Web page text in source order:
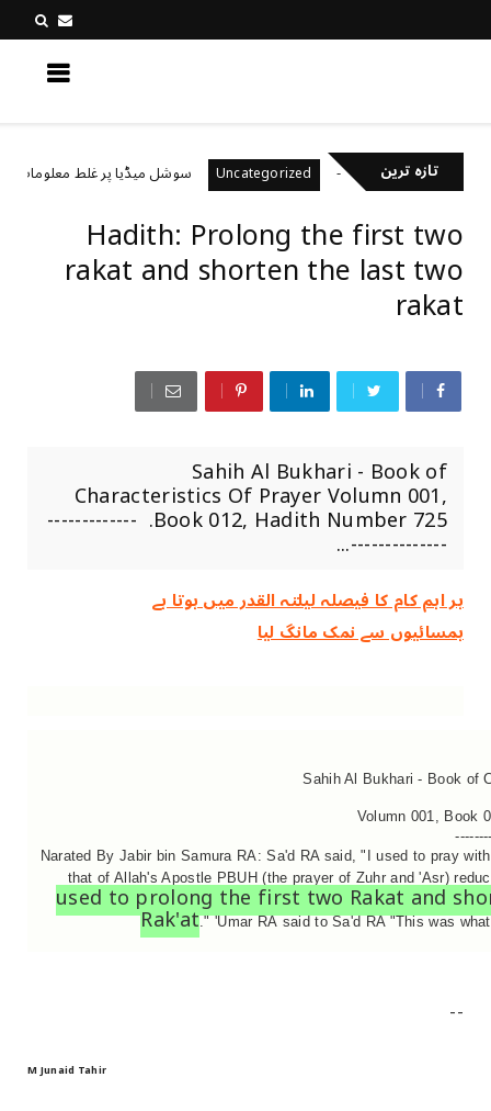
تازہ ترین
رکھتے ہیں؟ Uncategorized سوشل میڈیا پر غلط معلومات کیسے
Hadith: Prolong the first two
rakat and shorten the last two
rakat
Sahih Al Bukhari - Book of
Characteristics Of Prayer Volumn 001,
Book 012, Hadith Number 725. -------------
--------------...
ہر اہم کام کا فیصلہ ‏لیلتہ القدر ‏میں ‏ہوتا ‏ہے
ہمسائیوں سے نمک مانگ لیا
Sahih Al Bukhari - Book of
Volumn 001, Book
Narated By Jabir bin Samura RA: Sa'd RA said, "I used to pray
that of Allah's Apostle PBUH (the prayer of Zuhr and 'Asr)
used to prolong the first two Rakat and
Rak'at ." 'Umar RA said to Sa'd RA "This was
--
M Junaid Tahir